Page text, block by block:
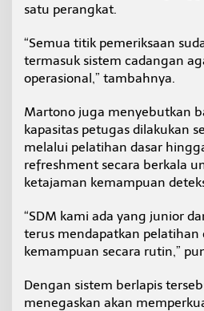
satu perangkat.
“Semua titik pemeriksaan
termasuk sistem cadangan
operasional,” tambahnya.
Martono juga menyebutkan
kapasitas petugas dilakukan
melalui pelatihan dasar
refreshment secara berkala
ketajaman kemampuan
“SDM kami ada yang junior
terus mendapatkan pelatihan
kemampuan secara rutin,”
Dengan sistem berlapis
menegaskan akan